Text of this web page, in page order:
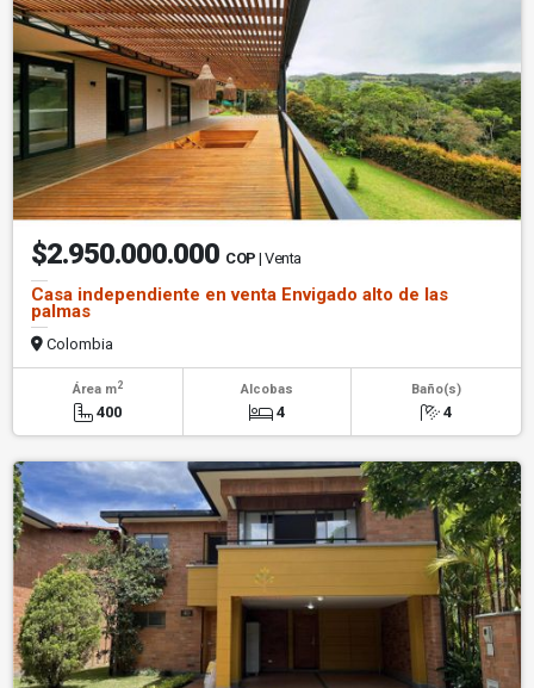
$2.950.000.000 COP | Venta
Casa independiente en venta Envigado alto de las
palmas
Colombia
Área m2
400
Alcobas
4
Baño(s)
4